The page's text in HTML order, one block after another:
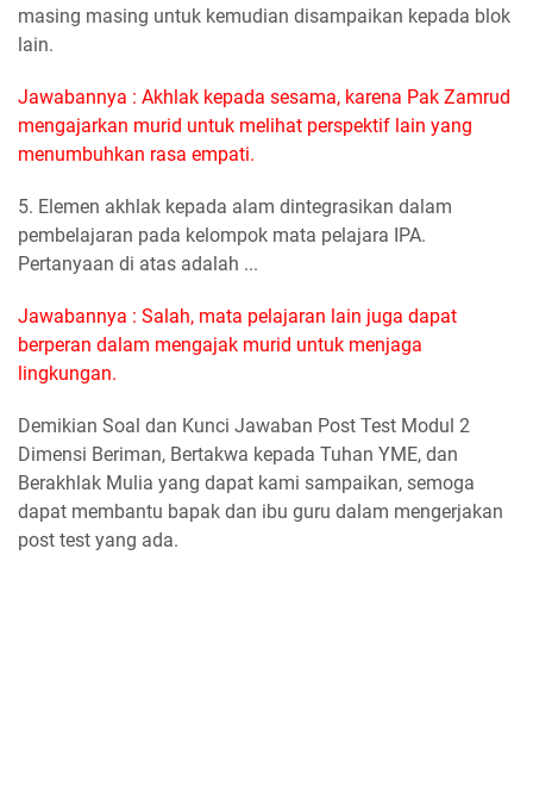
masing masing untuk kemudian disampaikan kepada blok
lain.
Jawabannya : Akhlak kepada sesama, karena Pak Zamrud
mengajarkan murid untuk melihat perspektif lain yang
menumbuhkan rasa empati.
5. Elemen akhlak kepada alam dintegrasikan dalam
pembelajaran pada kelompok mata pelajara IPA.
Pertanyaan di atas adalah ...
Jawabannya : Salah, mata pelajaran lain juga dapat
berperan dalam mengajak murid untuk menjaga
lingkungan.
Demikian Soal dan Kunci Jawaban Post Test Modul 2
Dimensi Beriman, Bertakwa kepada Tuhan YME, dan
Berakhlak Mulia yang dapat kami sampaikan, semoga
dapat membantu bapak dan ibu guru dalam mengerjakan
post test yang ada.